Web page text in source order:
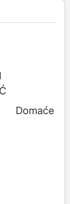
Domaće